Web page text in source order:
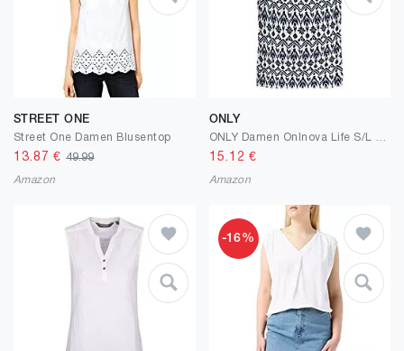
STREET ONE
Street One Damen Blusentop
13.87 €49.99
Amazon
ONLY
15.12 €
Amazon
-16%